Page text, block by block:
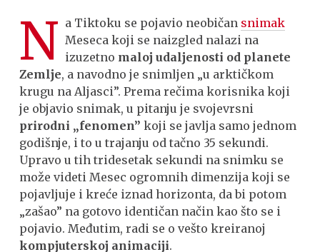
N a Tiktoku se pojavio neobičan snimak
Meseca koji se naizgled nalazi na
izuzetno maloj udaljenosti od planete
Zemlje, a navodno je snimljen „u arktičkom
krugu na Aljasci”. Prema rečima korisnika koji
je objavio snimak, u pitanju je svojevrsni
prirodni „fenomen” koji se javlja samo jednom
godišnje, i to u trajanju od tačno 35 sekundi.
Upravo u tih tridesetak sekundi na snimku se
može videti Mesec ogromnih dimenzija koji se
pojavljuje i kreće iznad horizonta, da bi potom
„zašao” na gotovo identičan način kao što se i
pojavio. Međutim, radi se o vešto kreiranoj
kompjuterskoj animaciji.